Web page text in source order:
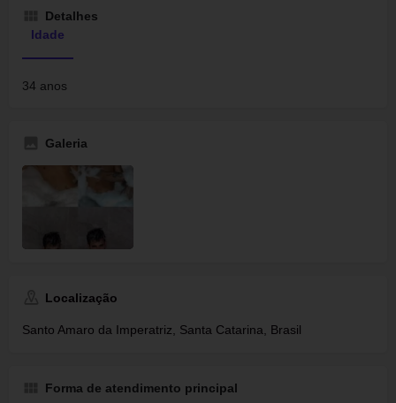
Detalhes
Idade
34 anos
Galeria
Localização
Santo Amaro da Imperatriz, Santa Catarina, Brasil
Forma de atendimento principal